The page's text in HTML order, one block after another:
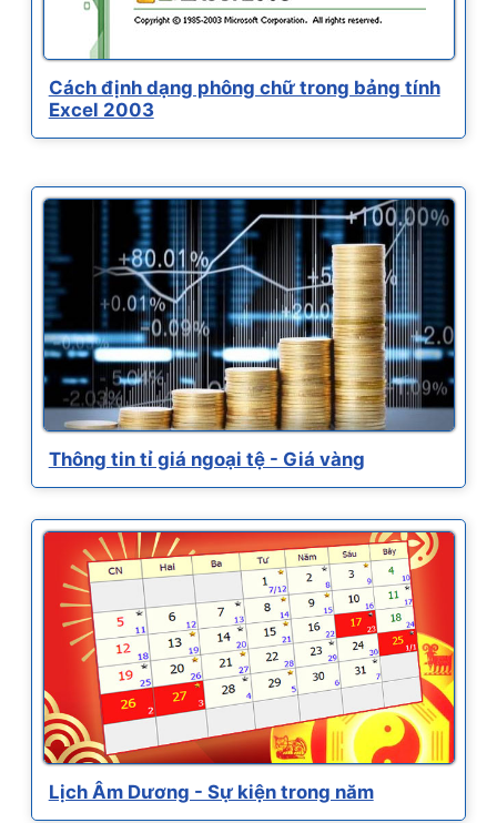
Cách định dạng phông chữ trong bảng tính
Excel 2003
Thông tin tỉ giá ngoại tệ - Giá vàng
Lịch Âm Dương - Sự kiện trong năm